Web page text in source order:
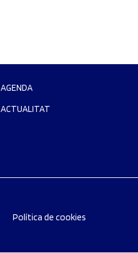
AGENDA
ACTUALITAT
Política de cookies